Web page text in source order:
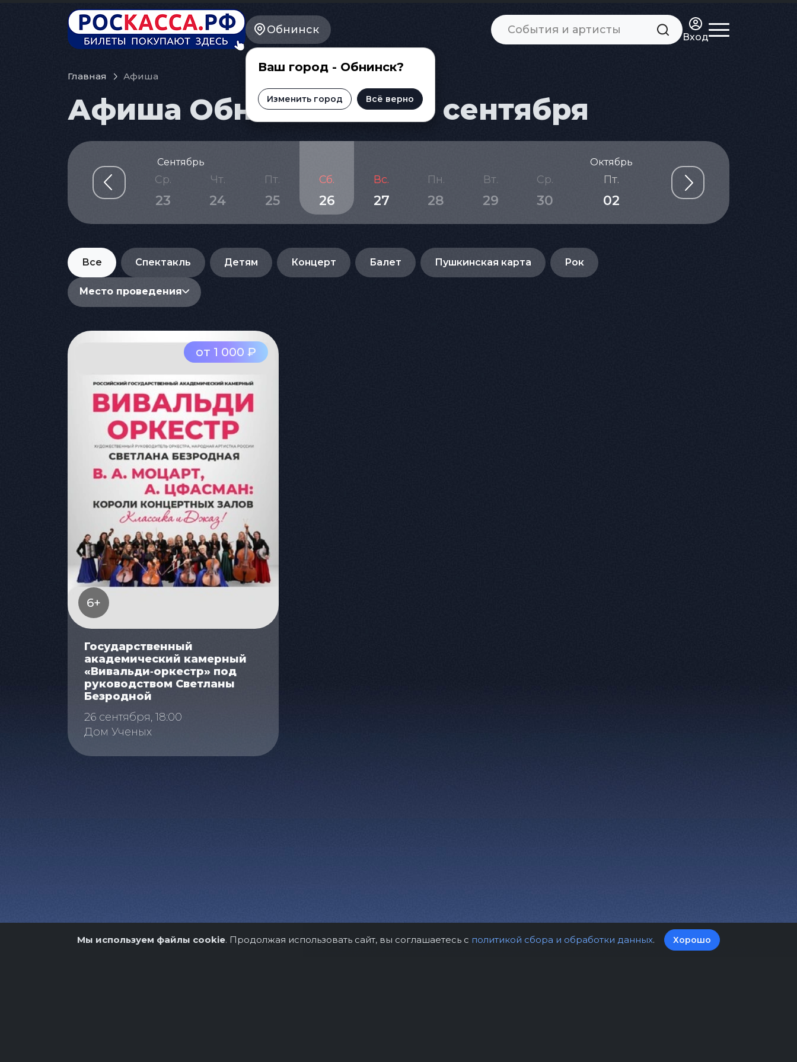
Обнинск
Ваш город - Обнинск?
Изменить город Всё верно
Вход
Главная Афиша
Афиша Обнинска на 26 сентября
Сентябрь
Вт.
22
Ср.
23
Чт.
24
Пт.
25
Сб.
26
Вс.
27
Пн.
28
Вт.
29
Ср.
30
Октябрь
Пт.
02
Сб.
04
Все Спектакль Детям Концерт Балет Пушкинская карта Рок
Место проведения
от 1 000 ₽
6+
Государственный
академический камерный
«Вивальди‑оркестр» под
руководством Светланы
Безродной
26 сентября, 18:00
Дом Ученых
Мы используем файлы cookie. Продолжая использовать сайт, вы соглашаетесь с политикой сбора и обработки данных. Хорошо